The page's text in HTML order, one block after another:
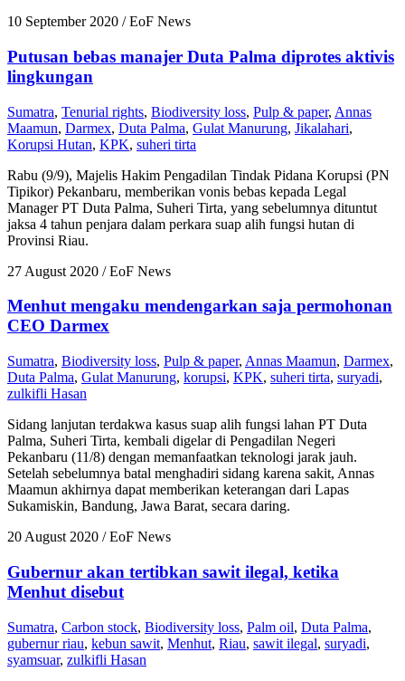
10 September 2020 / EoF News
Putusan bebas manajer Duta Palma diprotes aktivis
lingkungan
Sumatra, Tenurial rights, Biodiversity loss, Pulp & paper, Annas
Maamun, Darmex, Duta Palma, Gulat Manurung, Jikalahari,
Korupsi Hutan, KPK, suheri tirta
Rabu (9/9), Majelis Hakim Pengadilan Tindak Pidana Korupsi (PN
Tipikor) Pekanbaru, memberikan vonis bebas kepada Legal
Manager PT Duta Palma, Suheri Tirta, yang sebelumnya dituntut
jaksa 4 tahun penjara dalam perkara suap alih fungsi hutan di
Provinsi Riau.
27 August 2020 / EoF News
Menhut mengaku mendengarkan saja permohonan
CEO Darmex
Sumatra, Biodiversity loss, Pulp & paper, Annas Maamun, Darmex,
Duta Palma, Gulat Manurung, korupsi, KPK, suheri tirta, suryadi,
zulkifli Hasan
Sidang lanjutan terdakwa kasus suap alih fungsi lahan PT Duta
Palma, Suheri Tirta, kembali digelar di Pengadilan Negeri
Pekanbaru (11/8) dengan memanfaatkan teknologi jarak jauh.
Setelah sebelumnya batal menghadiri sidang karena sakit, Annas
Maamun akhirnya dapat memberikan keterangan dari Lapas
Sukamiskin, Bandung, Jawa Barat, secara daring.
20 August 2020 / EoF News
Gubernur akan tertibkan sawit ilegal, ketika
Menhut disebut
Sumatra, Carbon stock, Biodiversity loss, Palm oil, Duta Palma,
gubernur riau, kebun sawit, Menhut, Riau, sawit ilegal, suryadi,
syamsuar, zulkifli Hasan